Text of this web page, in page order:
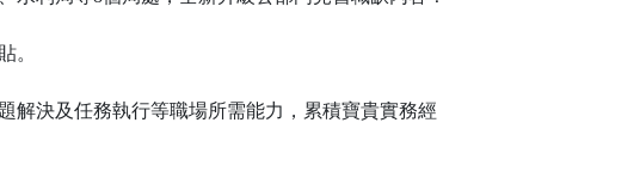
。
解決及任務執行等職場所需能力，累積寶貴實務經